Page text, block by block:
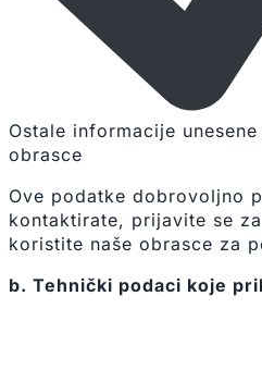
Ostale informacije
obrasce
Ove podatke dobrovoljno
kontaktirate, prijavite se
koristite naše obrasce za
b. Tehnički podaci koje